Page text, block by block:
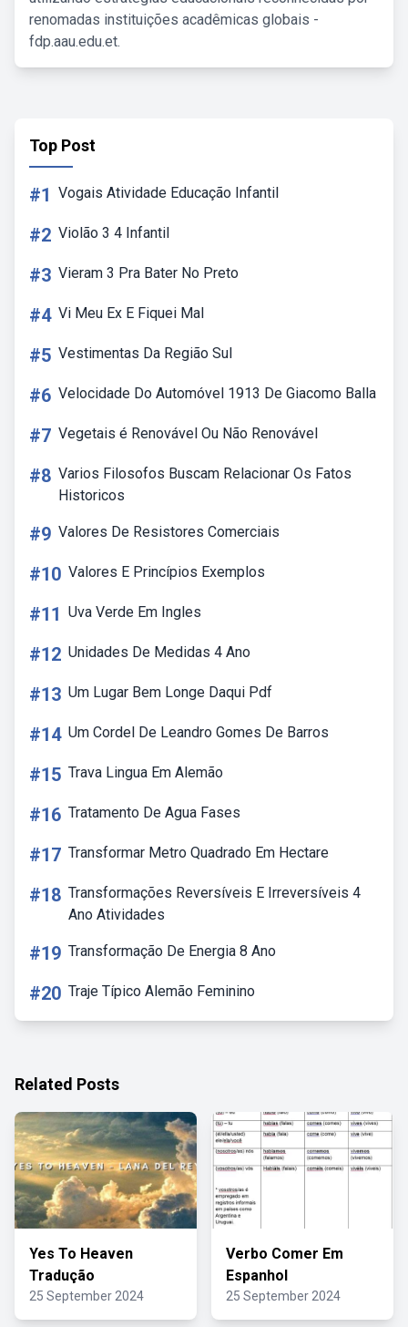
renomadas instituições acadêmicas globais -
fdp.aau.edu.et.
Top Post
#1 Vogais Atividade Educação Infantil
#2 Violão 3 4 Infantil
#3 Vieram 3 Pra Bater No Preto
#4 Vi Meu Ex E Fiquei Mal
#5 Vestimentas Da Região Sul
#6 Velocidade Do Automóvel 1913 De Giacomo Balla
#7 Vegetais é Renovável Ou Não Renovável
#8 Varios Filosofos Buscam Relacionar Os Fatos
Historicos
#9 Valores De Resistores Comerciais
#10 Valores E Princípios Exemplos
#11 Uva Verde Em Ingles
#12 Unidades De Medidas 4 Ano
#13 Um Lugar Bem Longe Daqui Pdf
#14 Um Cordel De Leandro Gomes De Barros
#15 Trava Lingua Em Alemão
#16 Tratamento De Agua Fases
#17 Transformar Metro Quadrado Em Hectare
#18 Transformações Reversíveis E Irreversíveis 4
Ano Atividades
#19 Transformação De Energia 8 Ano
#20 Traje Típico Alemão Feminino
Related Posts
Yes To Heaven
Tradução
25 September 2024
Verbo Comer Em
Espanhol
25 September 2024